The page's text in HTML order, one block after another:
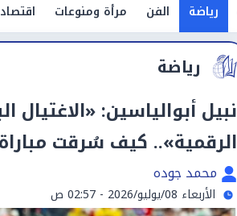
رياضة الفن مرأة ومنوعات اقتصاد
رياضة
نبيل أبوالياسين: «الاغتيال
الرقمية».. كيف سُرقت
محمد جوده
الأربعاء 08/يوليو/2026 - 02:57 ص